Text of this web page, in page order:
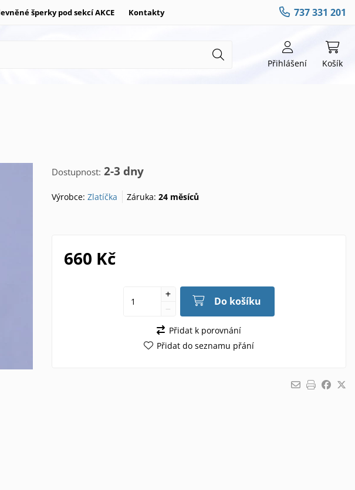
šperky pod sekcí AKCE Kontakty 737 331 201
Přihlášení Košík
Dostupnost: 2-3 dny
Výrobce: Zlatíčka Záruka:24 měsíců
660 Kč
Do košíku
Přidat k porovnání
Přidat do seznamu přání